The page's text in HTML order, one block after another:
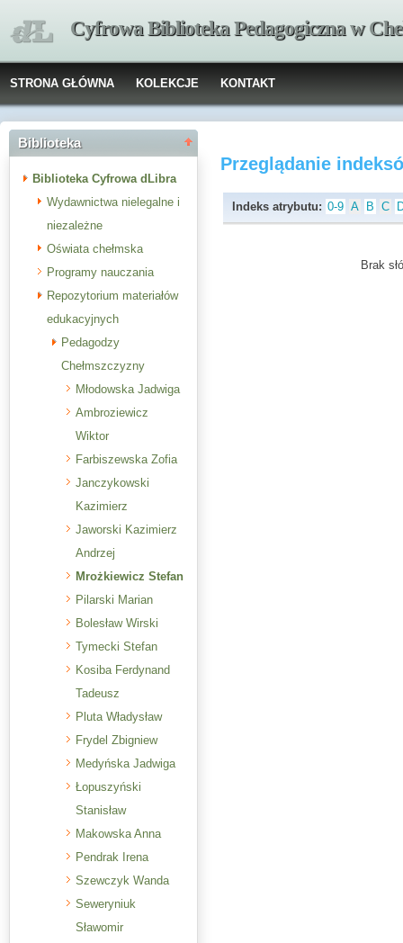
Cyfrowa Biblioteka Pedagogiczna w
STRONA GŁÓWNA KOLEKCJE KONTAKT
Biblioteka
Biblioteka Cyfrowa dLibra
Wydawnictwa nielegalne i
niezależne
Oświata chełmska
Programy nauczania
Repozytorium materiałów
edukacyjnych
Pedagodzy
Chełmszczyzny
Młodowska Jadwiga
Ambroziewicz
Wiktor
Farbiszewska Zofia
Janczykowski
Kazimierz
Jaworski Kazimierz
Andrzej
Mrożkiewicz Stefan
Pilarski Marian
Bolesław Wirski
Tymecki Stefan
Kosiba Ferdynand
Tadeusz
Pluta Władysław
Frydel Zbigniew
Medyńska Jadwiga
Łopuszyński
Stanisław
Makowska Anna
Pendrak Irena
Szewczyk Wanda
Seweryniuk
Sławomir
Przeglądanie
Indeks atrybutu: 0-9 A B C
Brak